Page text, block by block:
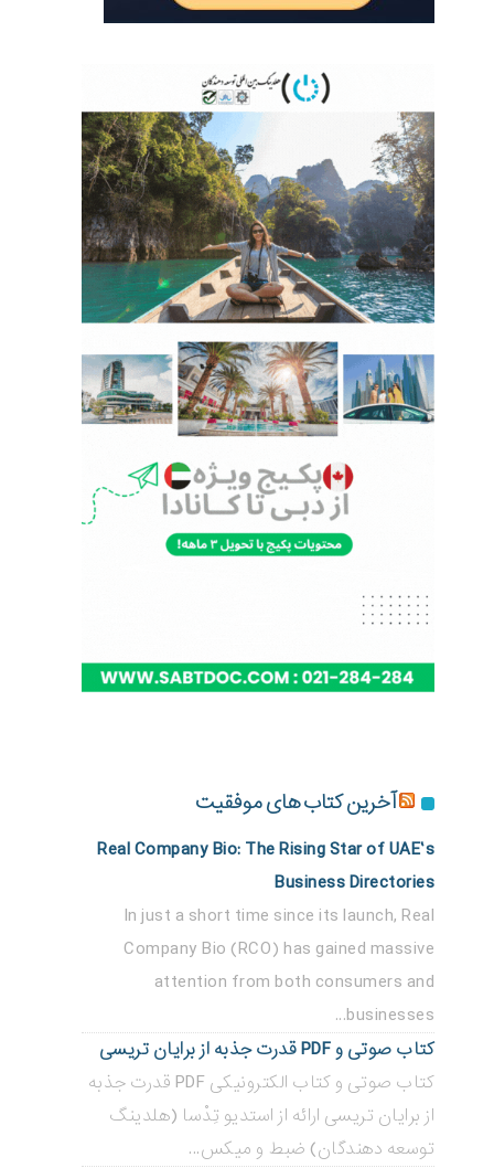
آخرین کتاب های موفقیت
Real Company Bio: The Rising Star of UAE’s
Business Directories
In just a short time since its launch, Real
Company Bio (RCO) has gained massive
attention from both consumers and
businesses...
کتاب صوتی و PDF قدرت جذبه از برایان تریسی
کتاب صوتی و کتاب الکترونیکی PDF قدرت جذبه
از برایان تریسی ارائه از استدیو تِدْسا (هلدینگ
توسعه دهندگان) ضبط و میکس...